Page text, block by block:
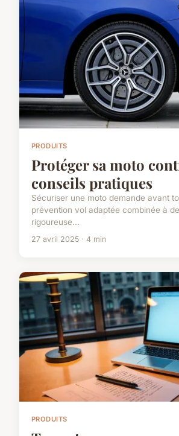
PRODUITS
Protéger sa moto
conseils pratiques
Sécuriser une moto demande avant
prévention vol adaptée combinée à
rigoureuse...
27 avril 2025 · 4 min
PRODUITS